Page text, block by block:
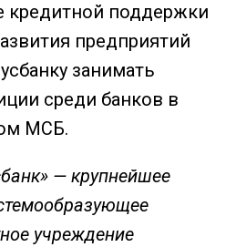
кредитной поддержки
предприятий
занимать
среди банков в
МСБ.
— крупнейшее
учреждение